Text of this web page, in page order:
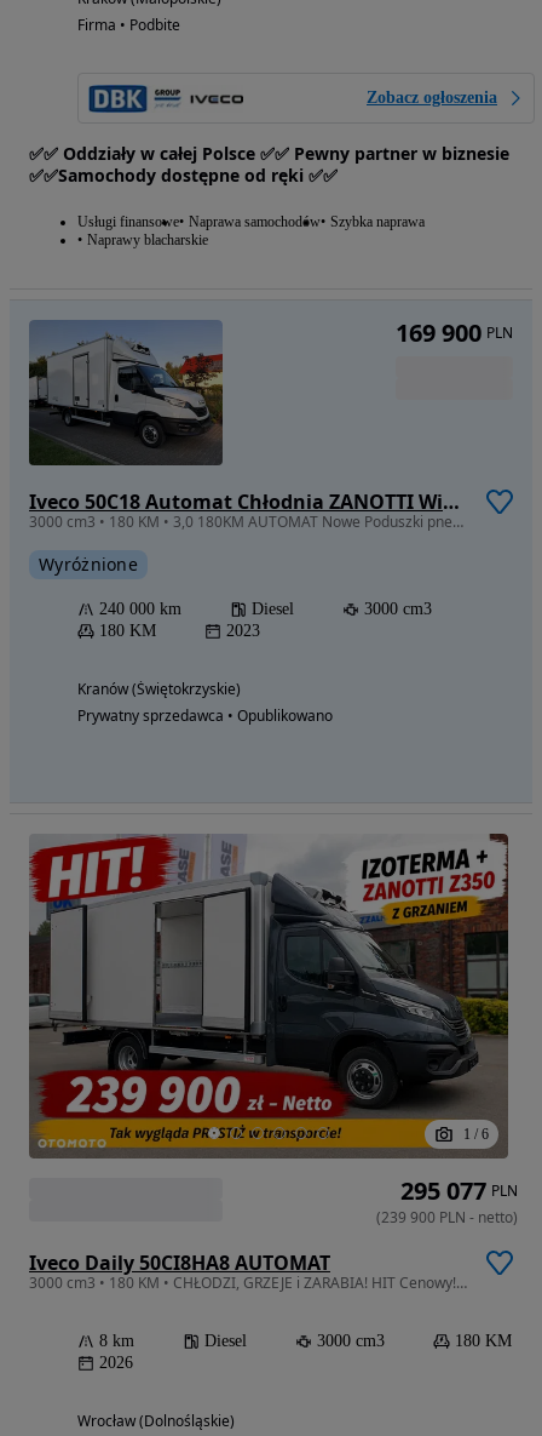
Firma • Podbite
Zobacz ogłoszenia
✅✅ Oddziały w całej Polsce ✅✅ Pewny partner w biznesie
✅✅Samochody dostępne od ręki ✅✅
Usługi finansowe Naprawa samochodów Szybka naprawa
Naprawy blacharskie
Iveco 50C18 Automat Chłodnia ZANOTTI Winda 1 TONA Salon Polska
3000 cm3 • 180 KM • 3,0 180KM AUTOMAT Nowe Poduszki pneumatyczne Winda 1000kg Salon Polska
Wyróżnione
240 000 km Diesel
3000 cm3
180 KM
2023
Kranów (Świętokrzyskie)
Prywatny sprzedawca • Opublikowano
169 900 PLN
1 / 6
Iveco Daily 50CI8HA8 AUTOMAT
3000 cm3 • 180 KM • CHŁODZI, GRZEJE i ZARABIA! HIT Cenowy! Auto od ręki!
8 km Diesel 3000 cm3
180 KM
2026
Wrocław (Dolnośląskie)
295 077 PLN
(239 900 PLN - netto)